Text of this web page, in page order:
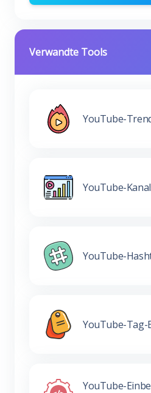
Verwandte Tools
YouTube-
YouTube-
YouTube-
YouTube-
YouTube-